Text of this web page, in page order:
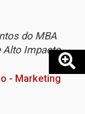
do MBA
Alto Impacto
- Marketing